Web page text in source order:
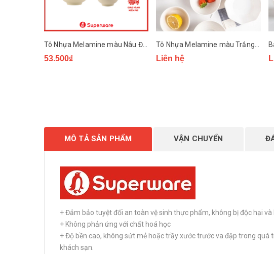
Tô Nhựa Melamine màu Nâu Đá Superware
53.500₫ Liên hệ
MÔ TẢ SẢN PHẨM VẬN CHUYỂN
+ Đảm bảo tuyệt đối an toàn vệ sinh thực phẩm, không bị độc hại
+ Không phản ứng với chất hoá học
+ Độ bền cao, không sứt mẻ hoặc trầy xước trước va đập trong quá
khách sạn.